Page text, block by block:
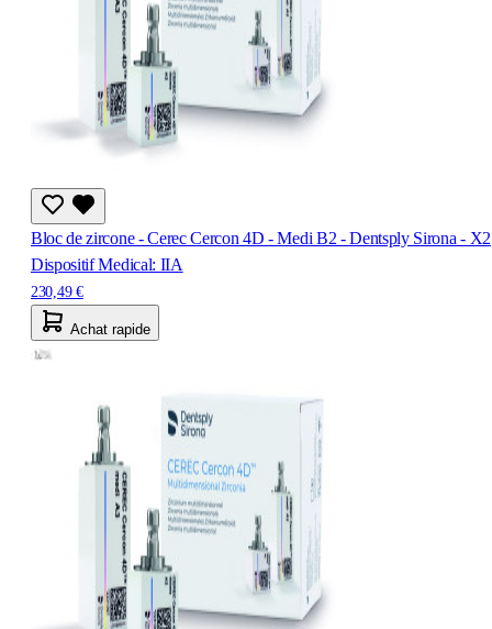
Bloc de zircone - Cerec Cercon 4D - Medi B2 - Dentsply Sirona - X2
Dispositif Medical: IIA
230,49 €
Achat rapide